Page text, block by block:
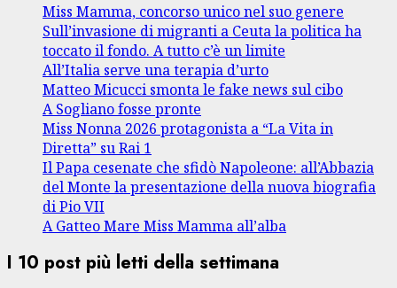
Miss Mamma, concorso unico nel suo genere
Sull’invasione di migranti a Ceuta la politica ha
toccato il fondo. A tutto c’è un limite
All’Italia serve una terapia d’urto
Matteo Micucci smonta le fake news sul cibo
A Sogliano fosse pronte
Miss Nonna 2026 protagonista a “La Vita in
Diretta” su Rai 1
Il Papa cesenate che sfidò Napoleone: all’Abbazia
del Monte la presentazione della nuova biografia
di Pio VII
A Gatteo Mare Miss Mamma all’alba
I 10 post più letti della settimana